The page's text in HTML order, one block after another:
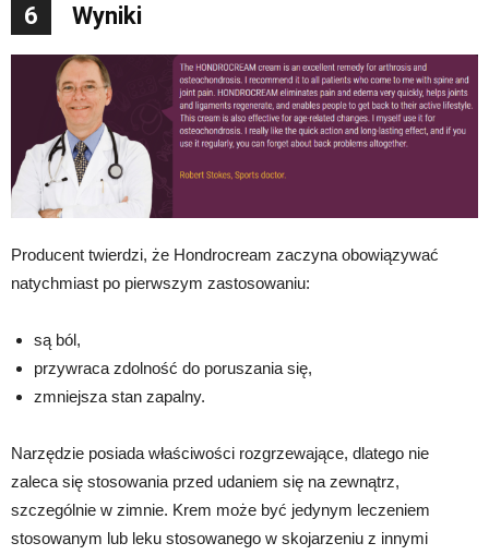
6 Wyniki
Producent twierdzi, że Hondrocream zaczyna obowiązywać
natychmiast po pierwszym zastosowaniu:
są ból,
przywraca zdolność do poruszania się,
zmniejsza stan zapalny.
Narzędzie posiada właściwości rozgrzewające, dlatego nie
zaleca się stosowania przed udaniem się na zewnątrz,
szczególnie w zimnie. Krem może być jedynym leczeniem
stosowanym lub leku stosowanego w skojarzeniu z innymi